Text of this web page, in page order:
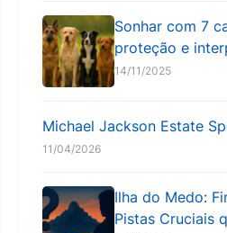
Sonhar com 7
proteção e
14/11/2025
Michael Jackson Estate
11/04/2026
Ilha do Medo:
Pistas Cruciais